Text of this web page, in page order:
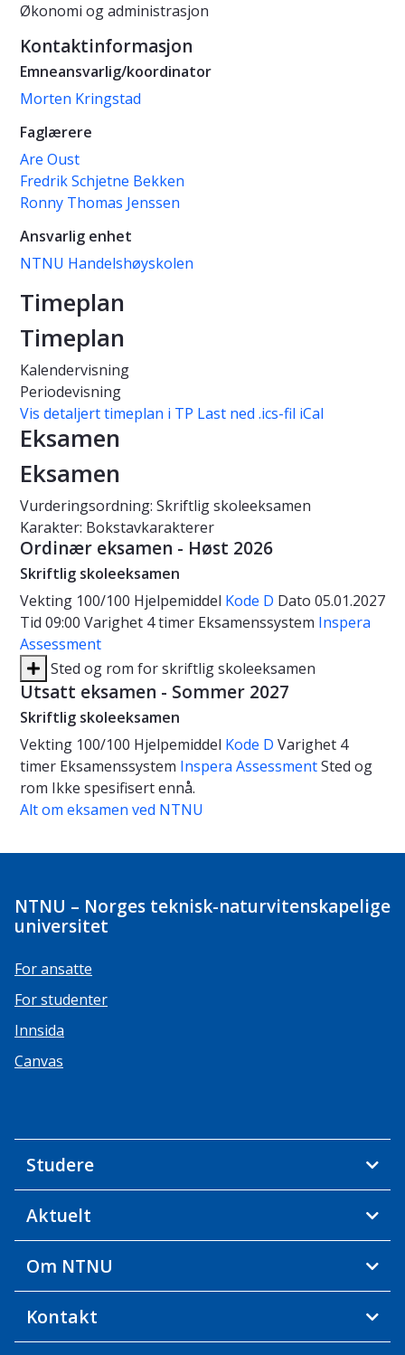
Økonomi og administrasjon
Kontaktinformasjon
Emneansvarlig/koordinator
Morten Kringstad
Faglærere
Are Oust
Fredrik Schjetne Bekken
Ronny Thomas Jenssen
Ansvarlig enhet
NTNU Handelshøyskolen
Timeplan
Timeplan
Kalendervisning
Periodevisning
Vis detaljert timeplan i TP Last ned .ics-fil iCal
Eksamen
Eksamen
Vurderingsordning: Skriftlig skoleeksamen
Karakter: Bokstavkarakterer
Ordinær eksamen - Høst 2026
Skriftlig skoleeksamen
Vekting 100/100 Hjelpemiddel Kode D Dato 05.01.2027
Tid 09:00 Varighet 4 timer Eksamenssystem Inspera
Assessment
Sted og rom for skriftlig skoleeksamen
Utsatt eksamen - Sommer 2027
Skriftlig skoleeksamen
Vekting 100/100 Hjelpemiddel Kode D Varighet 4
timer Eksamenssystem Inspera AssessmentSted og
rom Ikke spesifisert ennå.
Alt om eksamen ved NTNU
NTNU – Norges teknisk-naturvitenskapelige
universitet
For ansatte
For studenter
Innsida
Canvas
Studere
Aktuelt
Om NTNU
Kontakt